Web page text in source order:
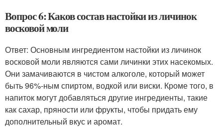
Вопрос 6: Каков состав настойки из личинок
восковой моли
Ответ: Основным ингредиентом настойки из личинок
восковой моли являются сами личинки этих насекомых.
Они замачиваются в чистом алкоголе, который может
быть 96%-ным спиртом, водкой или виски. Кроме того, в
напиток могут добавляться другие ингредиенты, такие
как сахар, пряности или фрукты, чтобы придать ему
дополнительный вкус и аромат.